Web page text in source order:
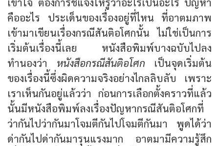
คืออะไร ประเด็นของเรื่องอยู่ที่ไหน ที่อาตมภาพ
เข้ามาเขียนเรื่องกรณีสันติอโศกนั้น ไม่ใช่เป็นการ
เริ่มต้นเรื่องนี้เลย หนังสือพิมพ์บางฉบับไปลง
ทำนองว่า หนังสือกรณีสันติอโศก เป็นจุดเริ่มต้น
ของเรื่องนี้ซึ่งผิดความจริงอย่างไกลลิบลับ เพราะ
เราเห็นกันอยู่แล้วว่า ก่อนการเลือกตั้งคราวที่แล้ว
นั้นมีหนังสือพิมพ์ลงเรื่องปัญหากรณีสันติอโศกที่
ว่ากันไปว่ากันมาโจมตีกันไปโจมตีกันมา พูดได้ว่า
ด่ากันไปด่ากันมารุนแรงมาก อาตมามีความรู้สึก